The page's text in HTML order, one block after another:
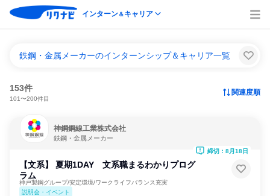
インターン＆キャリア
鉄鋼・金属メーカーのインターンシップ＆キャリア一覧
153件
101〜200件目
関連度順
神鋼鋼線工業株式会社
鉄鋼・金属メーカー
【文系】 夏期1DAY 文系職まるわかりプログ
ラム
神戸製鋼グループ/安定環境/ワークライフバランス充実
説明会・イベント
締切：8月18日